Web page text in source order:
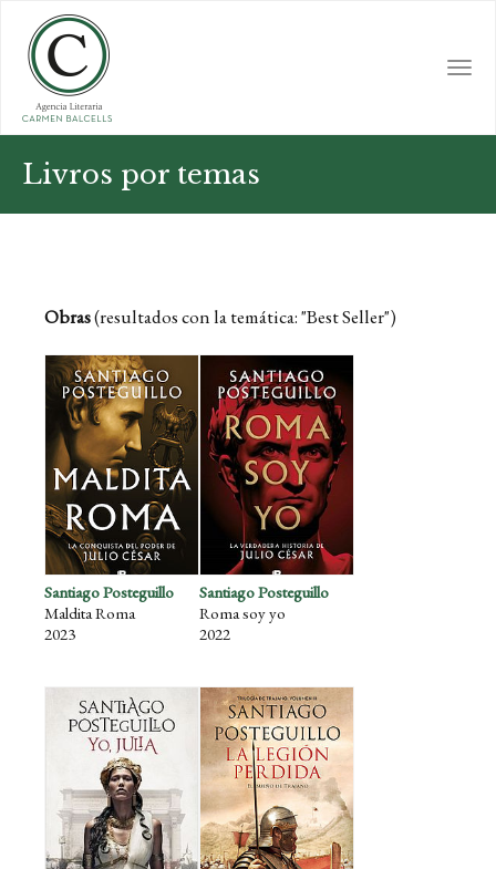
main
content
Livros por temas
Obras(resultados con la temática: "Best Seller")
Santiago Posteguillo
Maldita Roma
2023
Santiago Posteguillo
Roma soy yo
2022